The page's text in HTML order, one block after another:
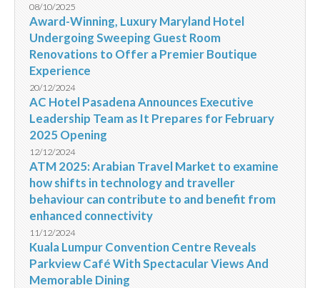
08/10/2025
Award-Winning, Luxury Maryland Hotel
Undergoing Sweeping Guest Room
Renovations to Offer a Premier Boutique
Experience
20/12/2024
AC Hotel Pasadena Announces Executive
Leadership Team as It Prepares for February
2025 Opening
12/12/2024
ATM 2025: Arabian Travel Market to examine
how shifts in technology and traveller
behaviour can contribute to and benefit from
enhanced connectivity
11/12/2024
Kuala Lumpur Convention Centre Reveals
Parkview Café With Spectacular Views And
Memorable Dining